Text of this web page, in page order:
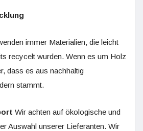
immer Materialien, die leicht
recycelt wurden. Wenn es um Holz
dass es aus nachhaltig
stammt.
Wir achten auf ökologische und
Auswahl unserer Lieferanten. Wir